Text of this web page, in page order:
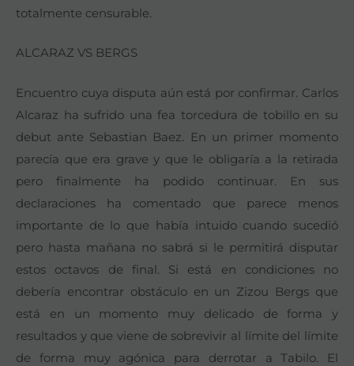
totalmente censurable.
ALCARAZ VS BERGS
Encuentro cuya disputa aún está por confirmar. Carlos
Alcaraz ha sufrido una fea torcedura de tobillo en su
debut ante Sebastian Baez. En un primer momento
parecía que era grave y que le obligaría a la retirada
pero finalmente ha podido continuar. En sus
declaraciones ha comentado que parece menos
importante de lo que había intuido cuando sucedió
pero hasta mañana no sabrá si le permitirá disputar
estos octavos de final. Si está en condiciones no
debería encontrar obstáculo en un Zizou Bergs que
está en un momento muy delicado de forma y
resultados y que viene de sobrevivir al límite del límite
de forma muy agónica para derrotar a Tabilo. El